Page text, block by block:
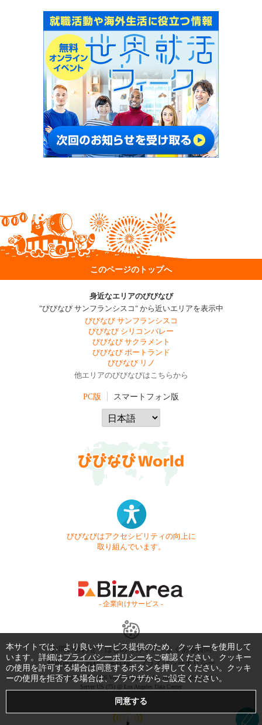
このページのトップへ
身近なエリアのびびなび
"びびなび サンフランシスコ" から近いエリアを表示中
びびなび サンフランシスコ
びびなび シリコンバレー
びびなび サクラメント
びびなび ポートランド
びびなび リノ
他エリアのびびなびはこちらから
PC版 スマートフォン版
びびなびはアクセシビリティの向上に
取り組んでいます。
- 企業向けサービス -
お問い合わせ はじめてガイド
よくある質問
利用規約
商標・著作権 プライバシーポリシー
Copyright © 1999-2026 Vivid Navigation, Inc. All Rights Reserved.
Server US (75) @ Los Angeles Data Center
本サイトでは、より良いサービス提供のため、クッキーを使用して
います。詳細はプライバシーポリシーをご確認ください。クッキー
の使用を許可する場合は同意するボタンを押してください。クッキ
ーの使用を拒否する場合は、ブラウザからご設定ください。